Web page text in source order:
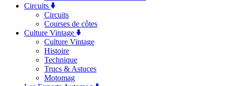
Circuits
Circuits
Courses de côtes
Culture Vintage
Culture Vintage
Histoire
Technique
Trucs & Astuces
Motomag